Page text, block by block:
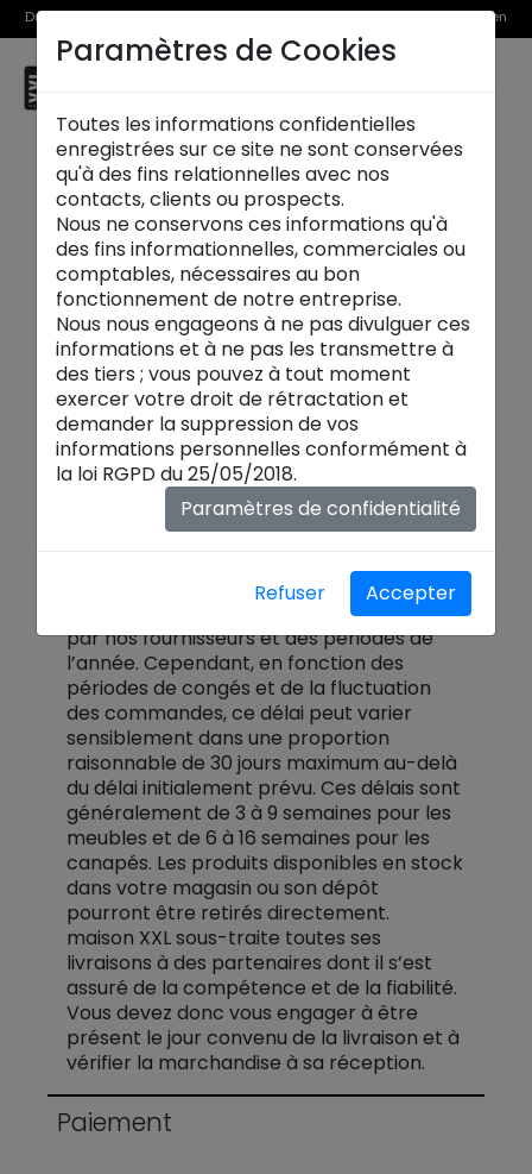
Du 1er au 31 août, découvrez >> nos Offres Spéciales et l’Offre Reprise en
magasin
Nos services
SERVICE CLIENT
Notre service client est ouvert du lundi au
vendredi de 9h à 12h et de 14h à 18h.
Vous pouvez le joindre par mail à l'adresse
suivante :customerservice@xxl.fr
Nos délais de livraison sont indiqués en
fonction des engagements communiqués
par nos fournisseurs et des périodes de
l’année. Cependant, en fonction des
périodes de congés et de la fluctuation
des commandes, ce délai peut varier
sensiblement dans une proportion
raisonnable de 30 jours maximum au-delà
du délai initialement prévu. Ces délais sont
généralement de 3 à 9 semaines pour les
meubles et de 6 à 16 semaines pour les
canapés. Les produits disponibles en stock
dans votre magasin ou son dépôt
pourront être retirés directement.
maison XXL sous-traite toutes ses
livraisons à des partenaires dont il s’est
assuré de la compétence et de la fiabilité.
Vous devez donc vous engager à être
présent le jour convenu de la livraison et à
vérifier la marchandise à sa réception.
Paiement
Paramètres de Cookies
Toutes les informations confidentielles
enregistrées sur ce site ne sont conservées
qu'à des fins relationnelles avec nos
contacts, clients ou prospects.
Nous ne conservons ces informations qu'à
des fins informationnelles, commerciales ou
comptables, nécessaires au bon
fonctionnement de notre entreprise.
Nous nous engageons à ne pas divulguer ces
informations et à ne pas les transmettre à
des tiers ; vous pouvez à tout moment
exercer votre droit de rétractation et
demander la suppression de vos
informations personnelles conformément à
la loi RGPD du 25/05/2018.
Paramètres de confidentialité
Refuser Accepter